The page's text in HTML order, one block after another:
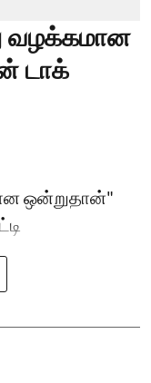
வழக்கமான
டாக்
ஒன்றுதான்"